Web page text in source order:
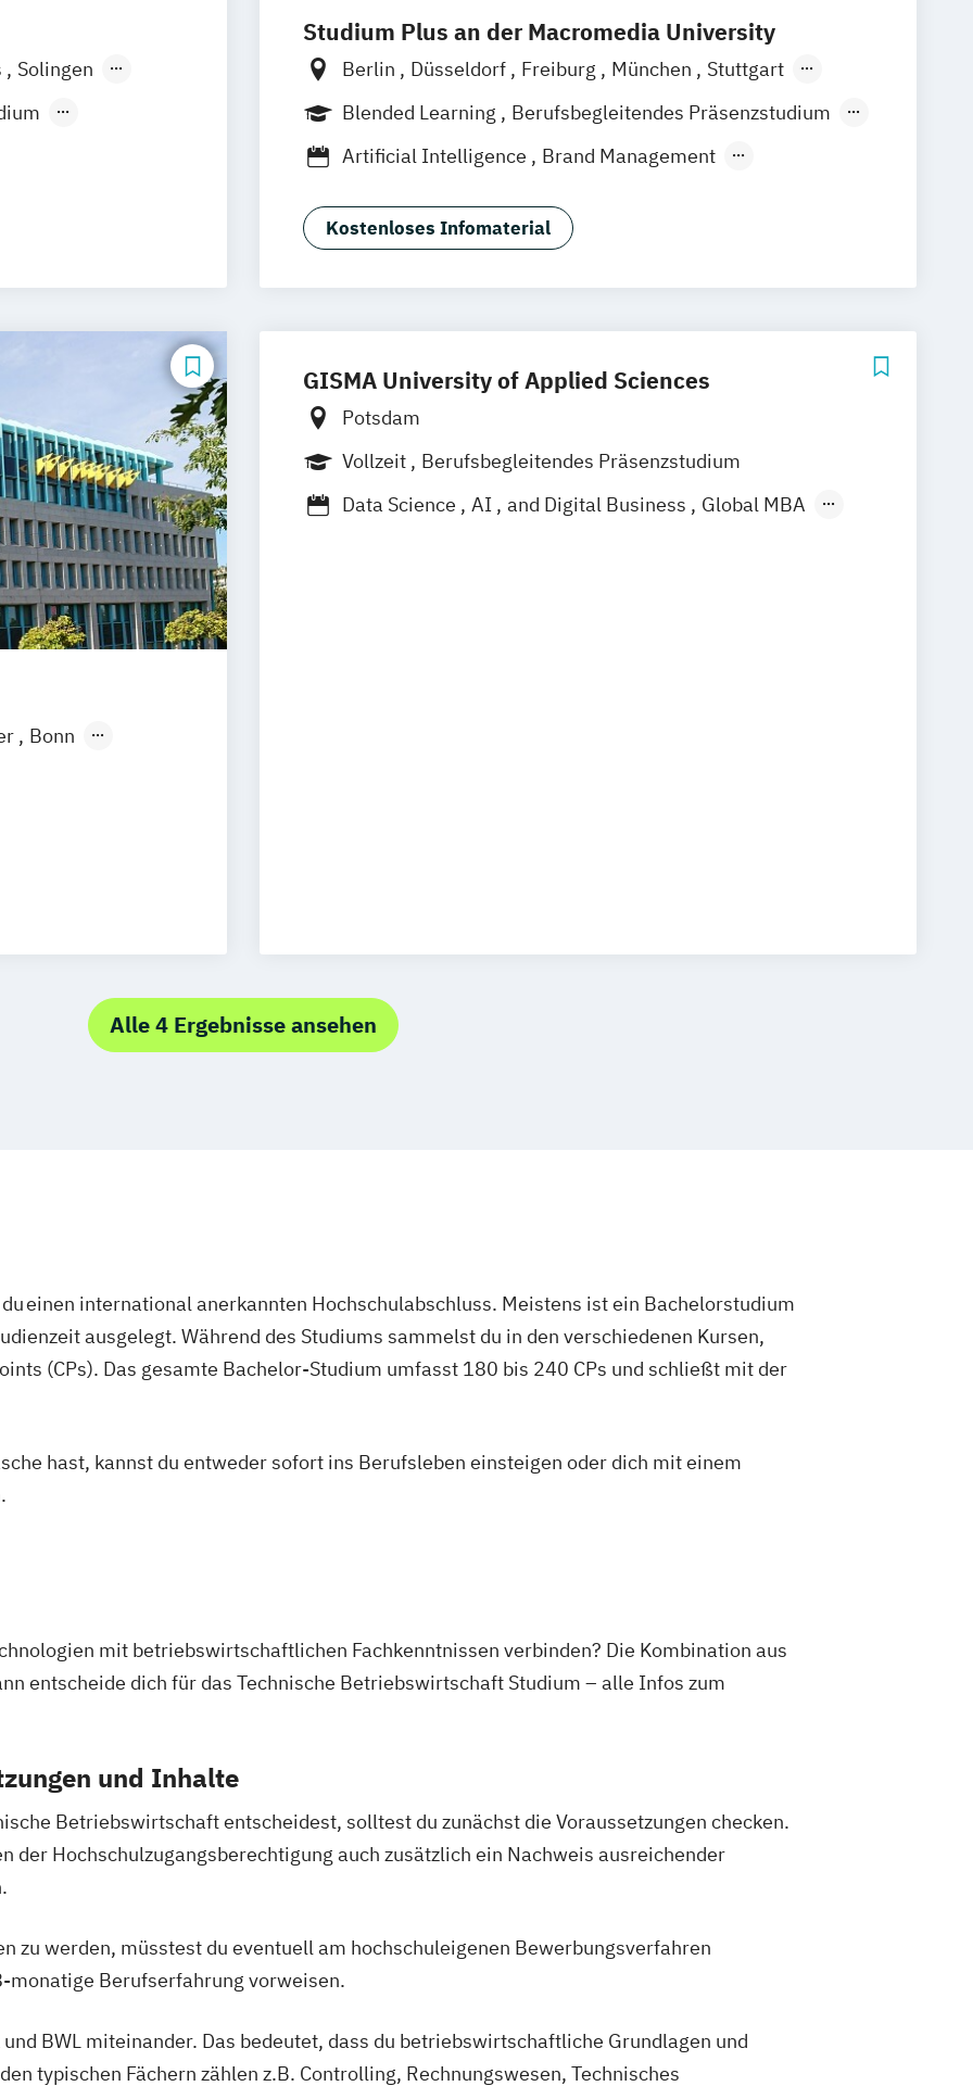
Solingen
120 ECTS
60 ECTS
Studium Plus an der Macromedia University
Berlin Düsseldorf Freiburg München
Stuttgart
Frankfurt am Main
Hamburg Hannover Leipzig
Blended Learning
Berufsbegleitendes Präsenzstudium
Vollzeit
Artificial Intelligence
Brand Management
Fashion Management Marketingmanagement
Medien- und Kommunikationsmanagement
Kostenloses Infomaterial
Bonn
GISMA University of Applied Sciences
Potsdam
Vollzeit
Berufsbegleitendes Präsenzstudium
Data Science
AI and Digital Business
Global MBA
Alle 4 Ergebnisse ansehen
einen international anerkannten Hochschulabschluss. Meistens ist ein Bachelorstudium
ausgelegt. Während des Studiums sammelst du in den verschiedenen Kursen,
(CPs). Das gesamte Bachelor-Studium umfasst 180 bis 240 CPs und schließt mit der
hast, kannst du entweder sofort ins Berufsleben einsteigen oder dich mit einem
mit betriebswirtschaftlichen Fachkenntnissen verbinden? Die Kombination aus
entscheide dich für das Technische Betriebswirtschaft Studium – alle Infos zum
und Inhalte
Betriebswirtschaft entscheidest, solltest du zunächst die Voraussetzungen checken.
der Hochschulzugangsberechtigung auch zusätzlich ein Nachweis ausreichender
zu werden, müsstest du eventuell am hochschuleigenen Bewerbungsverfahren
Berufserfahrung vorweisen.
BWL miteinander. Das bedeutet, dass du betriebswirtschaftliche Grundlagen und
typischen Fächern zählen z.B. Controlling, Rechnungswesen, Technisches